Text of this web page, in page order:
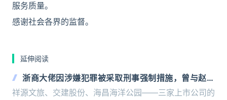
服务质量。
感谢社会各界的监督。
延伸阅读
浙商大佬因涉嫌犯罪被采取刑事强制措施，曾与赵薇
有交集
祥源文旅、交建股份、海昌海洋公园——三家上市公司的